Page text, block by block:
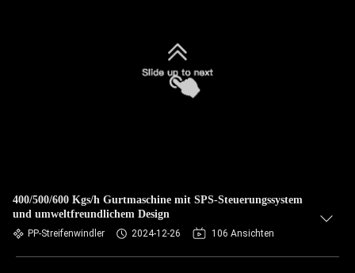
400/500/600 Kgs/h Gurtmaschine mit SPS-Steuerungssystem
und umweltfreundlichem Design
PP-Streifenwindler 2024-12-26 106 Ansichten